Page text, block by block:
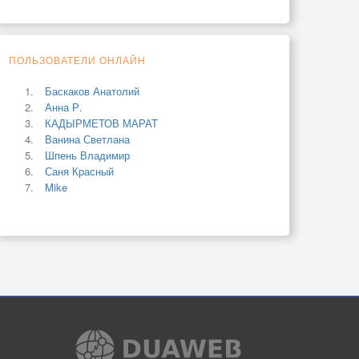
ПОЛЬЗОВАТЕЛИ ОНЛАЙН
Баскаков Анатолий
Анна Р.
КАДЫРМЕТОВ МАРАТ
Ванина Светлана
Шпень Владимир
Саня Красный
Mike